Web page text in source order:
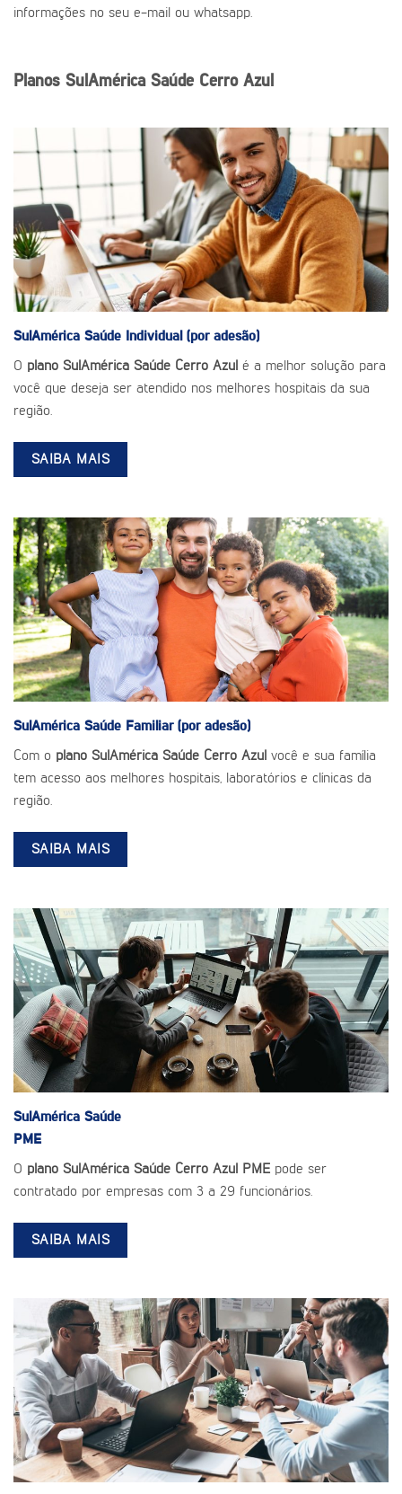
informações no seu e-mail ou whatsapp.
Planos SulAmérica Saúde Cerro Azul
SulAmérica Saúde Individual (por adesão)
O plano SulAmérica Saúde Cerro Azul é a melhor solução para
você que deseja ser atendido nos melhores hospitais da sua
região.
SAIBA MAIS
SulAmérica Saúde Familiar (por adesão)
Com o plano SulAmérica Saúde Cerro Azul você e sua família
tem acesso aos melhores hospitais, laboratórios e clínicas da
região.
SAIBA MAIS
SulAmérica Saúde
PME
O plano SulAmérica Saúde Cerro Azul PME pode ser
contratado por empresas com 3 a 29 funcionários.
SAIBA MAIS